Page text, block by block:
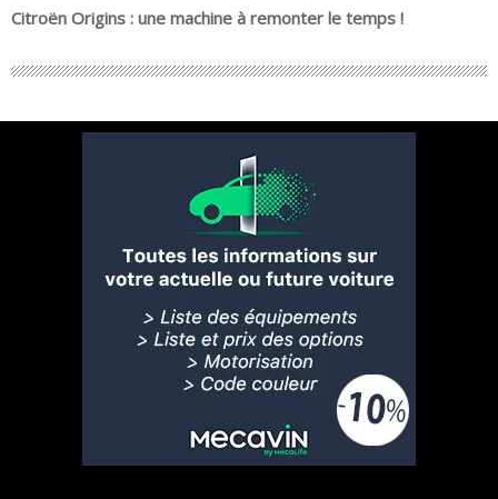
Citroën Origins : une machine à remonter le temps !